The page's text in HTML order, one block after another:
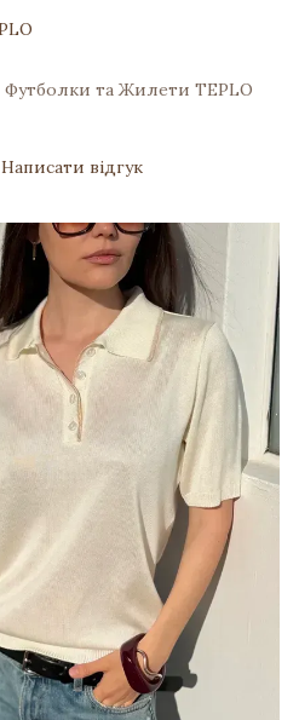
Футболки та Жилети TEPLO
Написати відгук